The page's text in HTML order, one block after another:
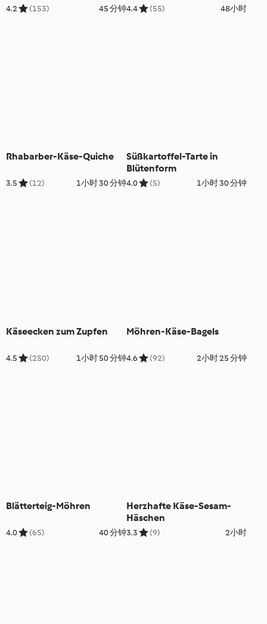
4.2 (153) 45 分钟4.4 (55) 48小时
Rhabarber-Käse-Quiche
3.5 (12) 1小时 30 分钟
Süßkartoffel-Tarte in
Blütenform
4.0 (5) 1小时 30 分钟
Käseecken zum Zupfen
4.5 (250) 1小时 50 分钟
Möhren-Käse-Bagels
4.6 (92) 2小时 25 分钟
Blätterteig-Möhren
4.0 (65) 40 分钟
Herzhafte Käse-Sesam-
Häschen
3.3 (9) 2小时